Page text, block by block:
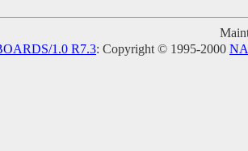
1.0 R7.3: Copyright © 1995-2000